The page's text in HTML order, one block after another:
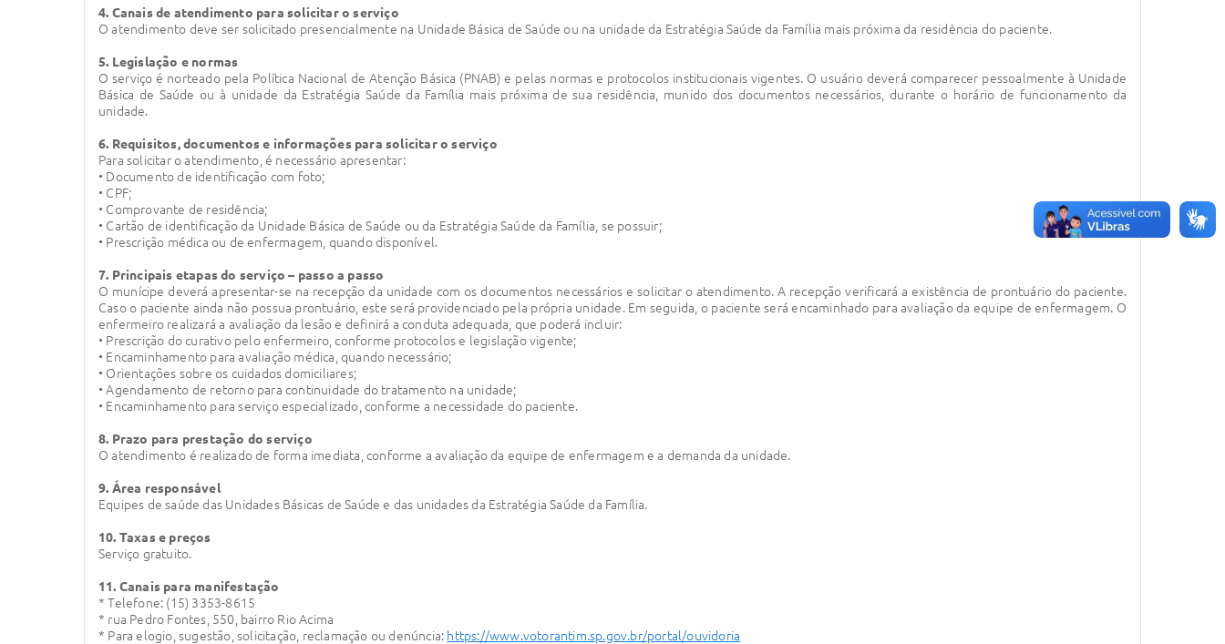
4. Canais de atendimento para solicitar o serviço
O atendimento deve ser solicitado presencialmente na Unidade Básica de Saúde ou na unidade da Estratégia Saúde da Família mais próxima da residência do paciente.
5. Legislação e normas
O serviço é norteado pela Política Nacional de Atenção Básica (PNAB) e pelas normas e protocolos institucionais vigentes. O usuário deverá comparecer pessoalmente à Unidade
Básica de Saúde ou à unidade da Estratégia Saúde da Família mais próxima de sua residência, munido dos documentos necessários, durante o horário de funcionamento da
unidade.
6. Requisitos, documentos e informações para solicitar o serviço
Para solicitar o atendimento, é necessário apresentar:
• Documento de identificação com foto;
• CPF;
• Comprovante de residência;
• Cartão de identificação da Unidade Básica de Saúde ou da Estratégia Saúde da Família, se possuir;
• Prescrição médica ou de enfermagem, quando disponível.
7. Principais etapas do serviço – passo a passo
O munícipe deverá apresentar-se na recepção da unidade com os documentos necessários e solicitar o atendimento. A recepção verificará a existência de prontuário do paciente.
Caso o paciente ainda não possua prontuário, este será providenciado pela própria unidade. Em seguida, o paciente será encaminhado para avaliação da equipe de enfermagem. O
enfermeiro realizará a avaliação da lesão e definirá a conduta adequada, que poderá incluir:
• Prescrição do curativo pelo enfermeiro, conforme protocolos e legislação vigente;
• Encaminhamento para avaliação médica, quando necessário;
• Orientações sobre os cuidados domiciliares;
• Agendamento de retorno para continuidade do tratamento na unidade;
• Encaminhamento para serviço especializado, conforme a necessidade do paciente.
8. Prazo para prestação do serviço
O atendimento é realizado de forma imediata, conforme a avaliação da equipe de enfermagem e a demanda da unidade.
9. Área responsável
Equipes de saúde das Unidades Básicas de Saúde e das unidades da Estratégia Saúde da Família.
10. Taxas e preços
Serviço gratuito.
11. Canais para manifestação
* Telefone: (15) 3353-8615
* rua Pedro Fontes, 550, bairro Rio Acima
* Para elogio, sugestão, solicitação, reclamação ou denúncia: https://www.votorantim.sp.gov.br/portal/ouvidoria